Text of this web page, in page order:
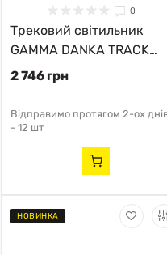
0
Трековий світильник
GAMMA DANKA TRACK
MAGNETIC AZ5306
2 746 грн
Відправимо протягом 2-ох
- 12 шт
НОВИНКА